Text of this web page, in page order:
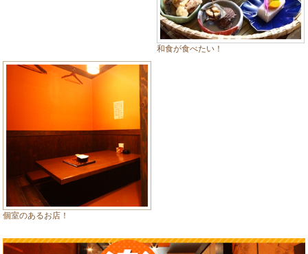
和食が食べたい！
個室のあるお店！